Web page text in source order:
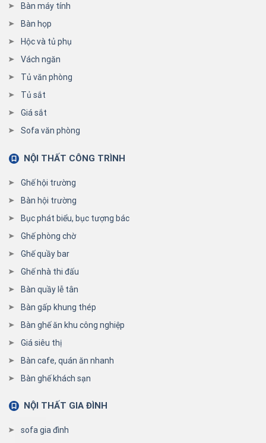
Bàn máy tính
Bàn họp
Hộc và tủ phụ
Vách ngăn
Tủ văn phòng
Tủ sắt
Giá sắt
Sofa văn phòng
NỘI THẤT CÔNG TRÌNH
Ghế hội trường
Bàn hội trường
Bục phát biểu, bục tượng bác
Ghế phòng chờ
Ghế quầy bar
Ghế nhà thi đấu
Bàn quầy lễ tân
Bàn gấp khung thép
Bàn ghế ăn khu công nghiệp
Giá siêu thị
Bàn cafe, quán ăn nhanh
Bàn ghế khách sạn
NỘI THẤT GIA ĐÌNH
sofa gia đình